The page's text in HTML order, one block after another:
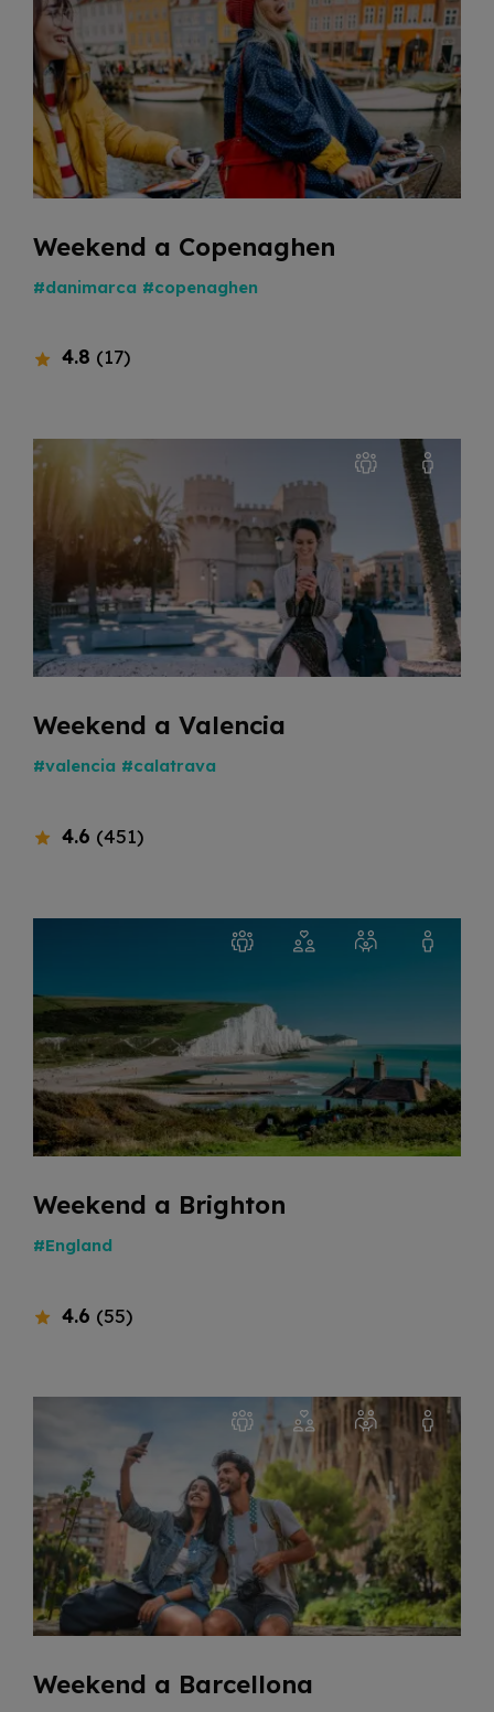
Weekend a Copenaghen
#danimarca #copenaghen
4.8 (17)
Weekend a Valencia
#valencia #calatrava
4.6 (451)
Weekend a Brighton
#England
4.6 (55)
Weekend a Barcellona